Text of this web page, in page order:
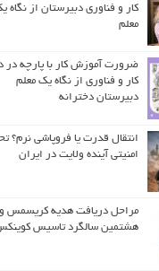
کار و فناوری دبیرستان از نگاه
معلم
ضرورت آموزش کار با پارچه
کار و فناوری از نگاه یک معلم
دبیرستان دخترانه
انتقال قدرت یا فروپاشی نرم؟
امنیتی آینده ولایت در ایران
مراحل دریافت هدیه کریسمس و
هشتمین سالگرد تاسیس